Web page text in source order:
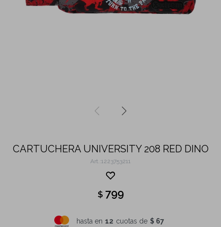
CARTUCHERA UNIVERSITY 208 RED DINO
1223753211
$ 799
hasta en 12 cuotas de $ 67